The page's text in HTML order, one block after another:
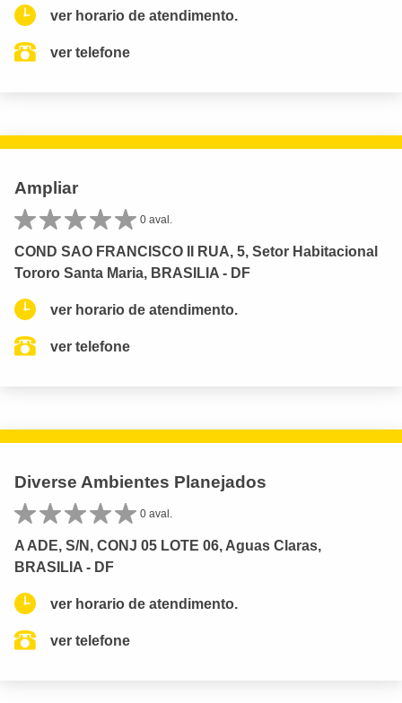
ver horario de atendimento.
ver telefone
Ampliar
0 aval.
COND SAO FRANCISCO II RUA, 5, Setor Habitacional
Tororo Santa Maria, BRASILIA - DF
ver horario de atendimento.
ver telefone
Diverse Ambientes Planejados
0 aval.
A ADE, S/N, CONJ 05 LOTE 06, Aguas Claras,
BRASILIA - DF
ver horario de atendimento.
ver telefone